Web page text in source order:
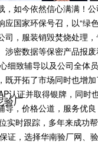
验厂
如今依然信心满满！
国家环保号召，以“绿
，服装销毁焚烧处理
密数据等保密产品报废
细致辅导以及公司全体
开拓了市场同时也增
认证并取得银牌，同时
，价格公道，服务优
实时跟踪，多年来成功
证，选择华南验厂网、